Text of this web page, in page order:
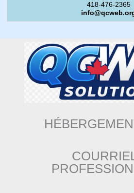
418-476-2365